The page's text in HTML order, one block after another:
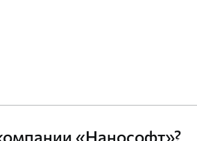
«Нанософт»?